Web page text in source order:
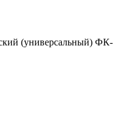
(универсальный) ФК-